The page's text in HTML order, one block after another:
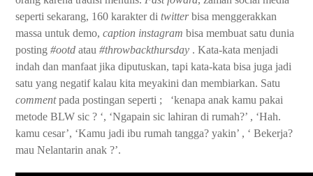
seperti sekarang, 160 karakter di twitterbisa menggerakkan
massa untuk demo,caption instagram bisa membuat satu dunia
posting#ootd atau#throwbackthursday . Kata-kata menjadi
indah dan manfaat jika diputuskan, tapi kata-kata bisa juga jadi
satu yang negatif kalau kita meyakini dan membiarkan. Satu
commentpada postingan seperti ;
‘kenapa anak kamu pakai
metode BLW sic ? ‘, ‘Ngapain sic lahiran di rumah?’ , ‘Hah.
kamu cesar’, ‘Kamu jadi ibu rumah tangga? yakin’ , ‘ Bekerja?
mau Nelantarin anak ?’.